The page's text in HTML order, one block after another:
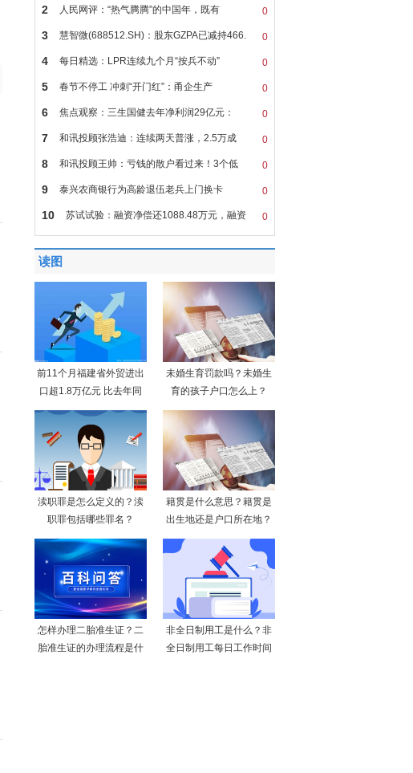
0
2 人民网评：“热气腾腾”的中国年，既有
0
3 慧智微(688512.SH)：股东GZPA已减持466.
0
4 每日精选：LPR连续九个月“按兵不动”
0
5 春节不停工 冲刺“开门红”：甬企生产
0
6 焦点观察：三生国健去年净利润29亿元：
0
7 和讯投顾张浩迪：连续两天普涨，2.5万成
0
8 和讯投顾王帅：亏钱的散户看过来！3个低
0
9 泰兴农商银行为高龄退伍老兵上门换卡
0
10 苏试试验：融资净偿还1088.48万元，融资
读图
前11个月福建省外贸进出
口超1.8万亿元 比去年同
未婚生育罚款吗？未婚生
育的孩子户口怎么上？
渎职罪是怎么定义的？渎
职罪包括哪些罪名？
籍贯是什么意思？籍贯是
出生地还是户口所在地？
怎样办理二胎准生证？二
胎准生证的办理流程是什
非全日制用工是什么？非
全日制用工每日工作时间